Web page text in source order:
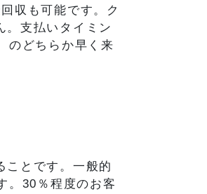
収も可能です。ク
。支払いタイミン
のどちらか早く来
ことです。一般的
。30％程度のお客